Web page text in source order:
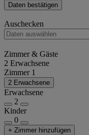
Daten bestätigen
Auschecken
Zimmer & Gäste
2 Erwachsene
Zimmer 1
2 Erwachsene
Erwachsene
2
Kinder
0
+ Zimmer hinzufügen